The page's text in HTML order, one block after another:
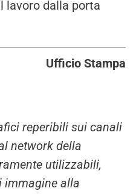
lavoro dalla porta
Ufficio Stampa
reperibili sui canali
network della
utilizzabili,
immagine alla